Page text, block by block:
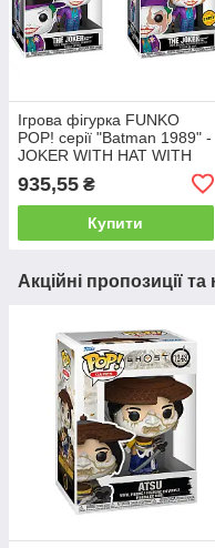
Ігрова фігурка FUNKO
POP! серії "Batman 1989" -
JOKER WITH HAT WITH
935,55 ₴
Купити
Акційні пропозиції